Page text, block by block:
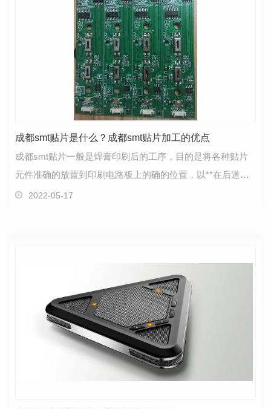
成都smt贴片是什么？成都smt贴片加工的优点
成都smt贴片一般是焊膏印刷后的工序，目的是将各种贴片
元件准确的放置到印刷电路板上的确的位置，以**在后道过
完炉后不会出现错料，缺件，位置偏移，元件损坏等一…
2022-05-17